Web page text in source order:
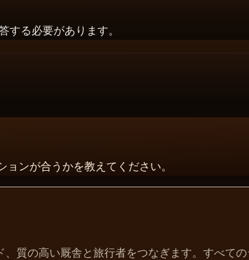
する必要があります。
ョンが合うかを教えてください。
質の高い厩舎と旅行者をつなぎます。すべて